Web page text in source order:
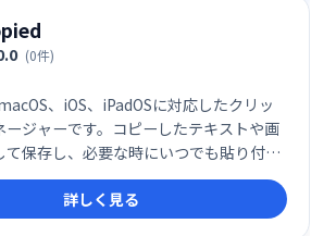
(0件)
、iOS、iPadOSに対応したクリッ
ージャーです。コピーしたテキストや画
て保存し、必要な時にいつでも貼り付け
ます。複数のデバイス間でクリップボー
とも可能です。作業効率を大幅に向上
デジタルライフを実現します。
詳しく見る